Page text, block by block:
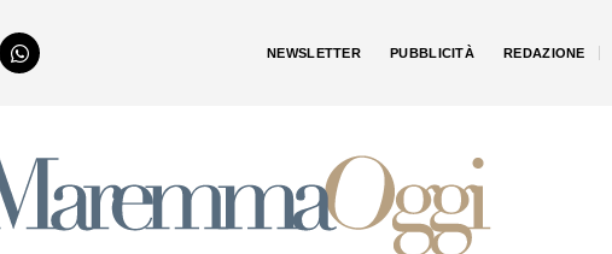
NEWSLETTER PUBBLICITÀ REDAZIONE